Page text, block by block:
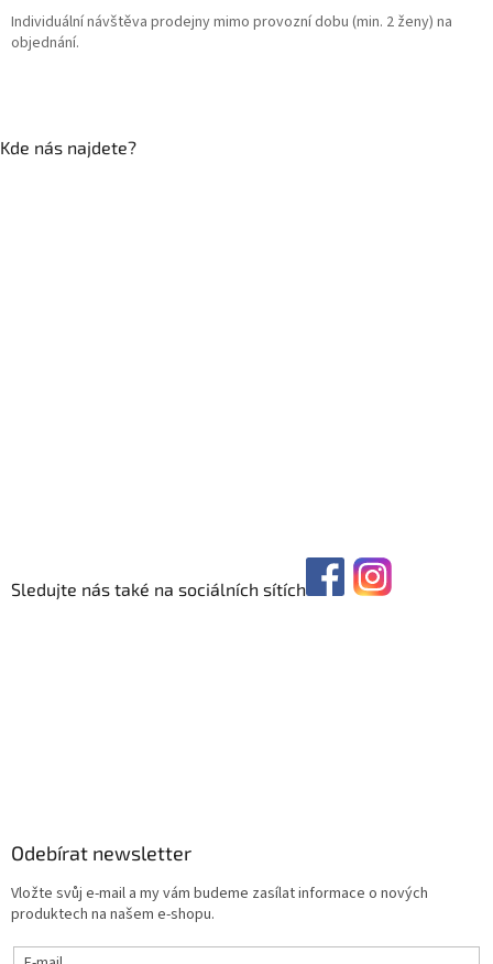
Individuální návštěva prodejny mimo provozní dobu (min. 2 ženy) na
objednání.
Kde nás najdete?
Sledujte nás také na sociálních sítích
Odebírat newsletter
Vložte svůj e-mail a my vám budeme zasílat informace o nových
produktech na našem e-shopu.